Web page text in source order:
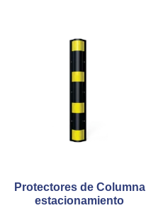
Protectores de Columna
estacionamiento